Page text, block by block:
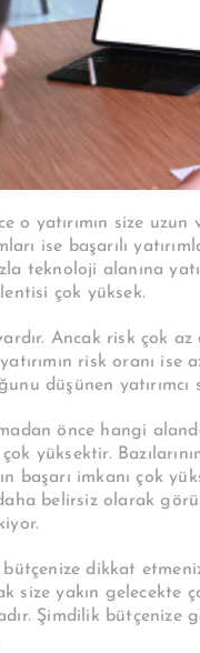
o yatırımın size
ise başarılı
teknoloji alanına
çok yüksek.
Ancak risk çok
risk oranı
düşünen yatırımcı
önce hangi
yüksektir.
başarı imkanı çok
belirsiz olarak
bütçenize dikkat
size yakın gelecekte
Şimdilik bütçenize